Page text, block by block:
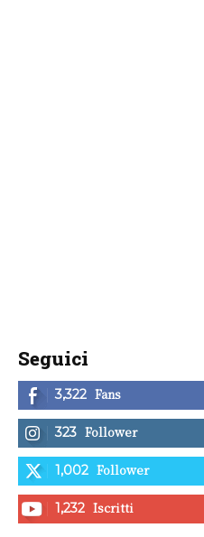
Seguici
3,322 Fans
323 Follower
1,002 Follower
1,232 Iscritti